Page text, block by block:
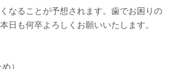
なることが予想されます。歯でお困りの
日も何卒よろしくお願いいたします。
）